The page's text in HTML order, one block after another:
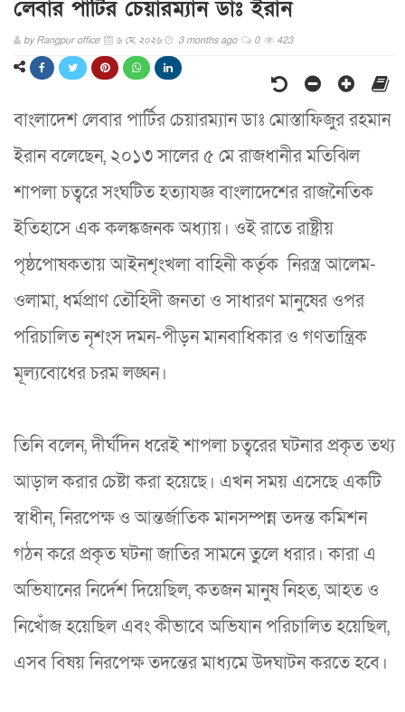
লেবার পার্টির চেয়ারম্যান ডাঃ ইরান
byRangpur office ৬ মে, ২০২৬ 3 months ago 0 423
বাংলাদেশ লেবার পার্টির চেয়ারম্যান ডাঃ মোস্তাফিজুর রহমান
ইরান বলেছেন, ২০১৩ সালের ৫ মে রাজধানীর মতিঝিল
শাপলা চত্বরে সংঘটিত হত্যাযজ্ঞ বাংলাদেশের রাজনৈতিক
ইতিহাসে এক কলঙ্কজনক অধ্যায়। ওই রাতে রাষ্ট্রীয়
পৃষ্ঠপোষকতায় আইনশৃংখলা বাহিনী কর্তৃক নিরস্ত্র আলেম-
ওলামা, ধর্মপ্রাণ তৌহিদী জনতা ও সাধারণ মানুষের ওপর
পরিচালিত নৃশংস দমন-পীড়ন মানবাধিকার ও গণতান্ত্রিক
মূল্যবোধের চরম লঙ্ঘন।
তিনি বলেন, দীর্ঘদিন ধরেই শাপলা চত্বরের ঘটনার প্রকৃত তথ্য
আড়াল করার চেষ্টা করা হয়েছে। এখন সময় এসেছে একটি
স্বাধীন, নিরপেক্ষ ও আন্তর্জাতিক মানসম্পন্ন তদন্ত কমিশন
গঠন করে প্রকৃত ঘটনা জাতির সামনে তুলে ধরার। কারা এ
অভিযানের নির্দেশ দিয়েছিল, কতজন মানুষ নিহত, আহত ও
নিখোঁজ হয়েছিল এবং কীভাবে অভিযান পরিচালিত হয়েছিল,
এসব বিষয় নিরপেক্ষ তদন্তের মাধ্যমে উদঘাটন করতে হবে।